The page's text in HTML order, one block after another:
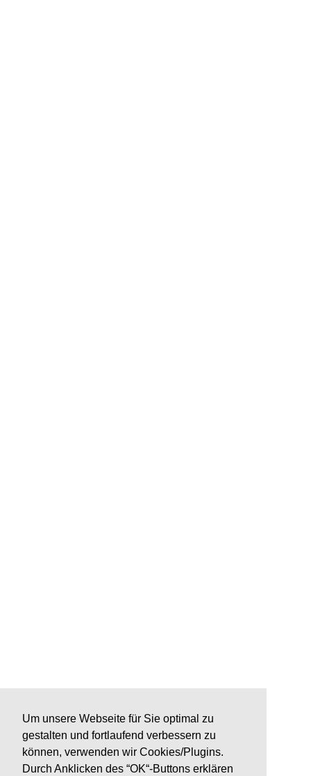
Um unsere Webseite für Sie optimal zu
gestalten und fortlaufend verbessern zu
können, verwenden wir Cookies/Plugins.
Durch Anklicken des “OK“-Buttons erklären